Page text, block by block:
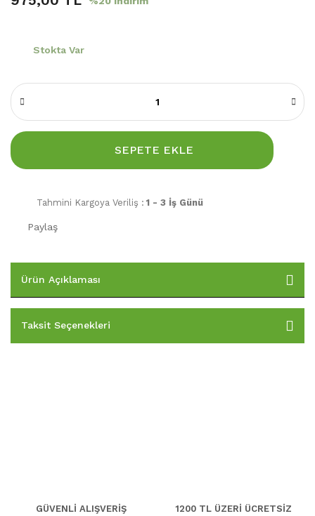
Stokta Var
SEPETE EKLE
Tahmini Kargoya Veriliş : 1 - 3 İş Günü
Paylaş
Ürün Açıklaması
Taksit Seçenekleri
GÜVENLİ ALIŞVERİŞ
1200 TL ÜZERİ ÜCRETSİZ